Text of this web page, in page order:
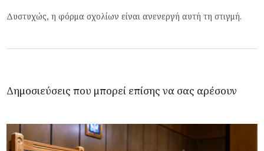
Δυστυχώς, η φόρμα σχολίων είναι ανενεργή αυτή τη στιγμή.
Δημοσιεύσεις που μπορεί επίσης να σας αρέσουν